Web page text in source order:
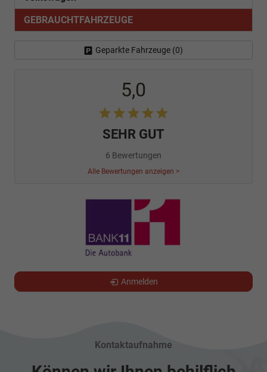
GEBRAUCHTFAHRZEUGE
Geparkte Fahrzeuge (0)
5,0
SEHR GUT
6 Bewertungen
Alle Bewertungen anzeigen >
Anmelden
Kontaktaufnahme